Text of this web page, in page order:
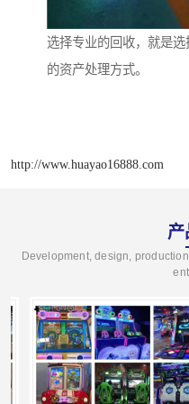
选择专业的回收，就是
的资产处理方式。
http://www.huayao16888.com
产
Development, design,